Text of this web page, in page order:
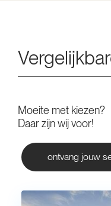
Moeite met kiezen?
Daar zijn wij voor!
ontvang jouw